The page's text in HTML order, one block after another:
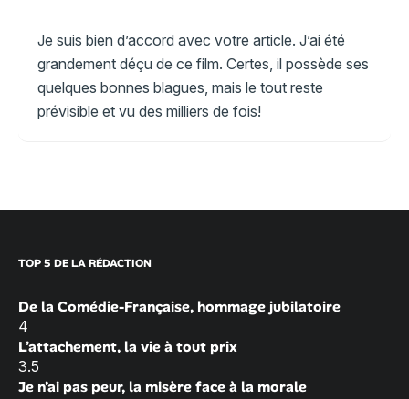
Je suis bien d’accord avec votre article. J’ai été
grandement déçu de ce film. Certes, il possède ses
quelques bonnes blagues, mais le tout reste
prévisible et vu des milliers de fois!
TOP 5 DE LA RÉDACTION
De la Comédie-Française, hommage jubilatoire
4
L’attachement, la vie à tout prix
3.5
Je n’ai pas peur, la misère face à la morale